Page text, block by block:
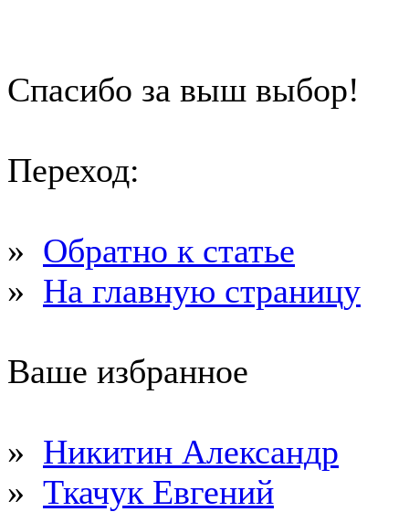
Спасибо за выш выбор!
Переход:
» Обратно к статье
» На главную страницу
Ваше избранное
» Никитин Александр
» Ткачук Евгений